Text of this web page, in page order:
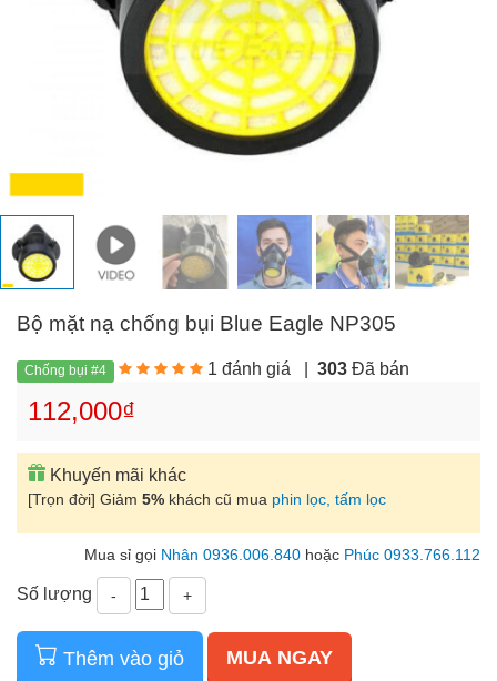
Bộ mặt nạ chống bụi Blue Eagle NP305
Chống bụi #4 1 đánh giá |303 Đã bán
112,000₫
Khuyến mãi khác
[Trọn đời] Giảm 5% khách cũ mua phin lọc, tấm lọc
Mua sỉ gọi Nhân 0936.006.840 hoặc Phúc 0933.766.112
Số lượng - +
Thêm vào giỏ MUA NGAY